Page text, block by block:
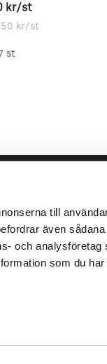
till
även
och analysföretag
som du
kr/st
kr/st
st